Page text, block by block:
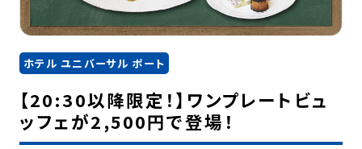
ホテル ユニバーサル ポート
【20:30以降限定！】ワンプレートビュ
ッフェが2,500円で登場！